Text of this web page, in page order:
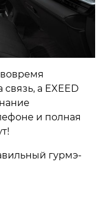
а EXEED
и полная
гурмэ-